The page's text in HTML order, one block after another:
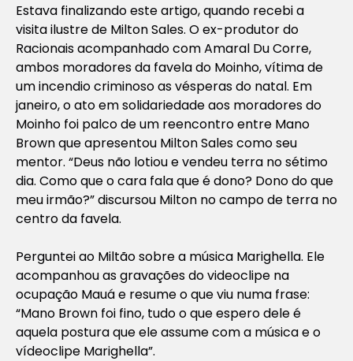
Estava finalizando este artigo, quando recebi a
visita ilustre de Milton Sales. O ex-produtor do
Racionais acompanhado com Amaral Du Corre,
ambos moradores da favela do Moinho, vítima de
um incendio criminoso as vésperas do natal. Em
janeiro, o ato em solidariedade aos moradores do
Moinho foi palco de um reencontro entre Mano
Brown que apresentou Milton Sales como seu
mentor. “Deus não lotiou e vendeu terra no sétimo
dia. Como que o cara fala que é dono? Dono do que
meu irmão?” discursou Milton no campo de terra no
centro da favela.
Perguntei ao Miltão sobre a música Marighella. Ele
acompanhou as gravações do videoclipe na
ocupação Mauá e resume o que viu numa frase:
“Mano Brown foi fino, tudo o que espero dele é
aquela postura que ele assume com a música e o
vídeoclipe Marighella”.